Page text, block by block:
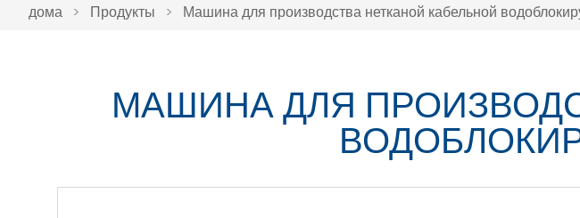
дома > Продукты > Машина для производства нетканой кабельной
МАШИНА ДЛЯ